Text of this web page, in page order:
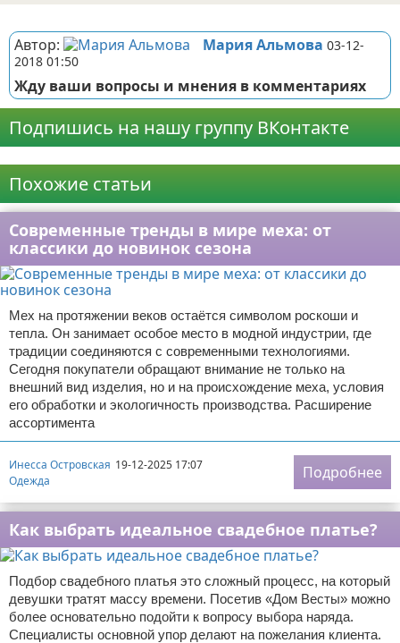
Автор: Мария Альмова 03-12-
2018 01:50
Жду ваши вопросы и мнения в комментариях
Подпишись на нашу группу ВКонтакте
Похожие статьи
Современные тренды в мире меха: от
классики до новинок сезона
Мех на протяжении веков остаётся символом роскоши и
тепла. Он занимает особое место в модной индустрии, где
традиции соединяются с современными технологиями.
Сегодня покупатели обращают внимание не только на
внешний вид изделия, но и на происхождение меха, условия
его обработки и экологичность производства. Расширение
ассортимента
Инесса Островская 19-12-2025 17:07
Одежда
Подробнее
Как выбрать идеальное свадебное платье?
Подбор свадебного платья это сложный процесс, на который
девушки тратят массу времени. Посетив «Дом Весты» можно
более основательно подойти к вопросу выбора наряда.
Специалисты основной упор делают на пожелания клиента.